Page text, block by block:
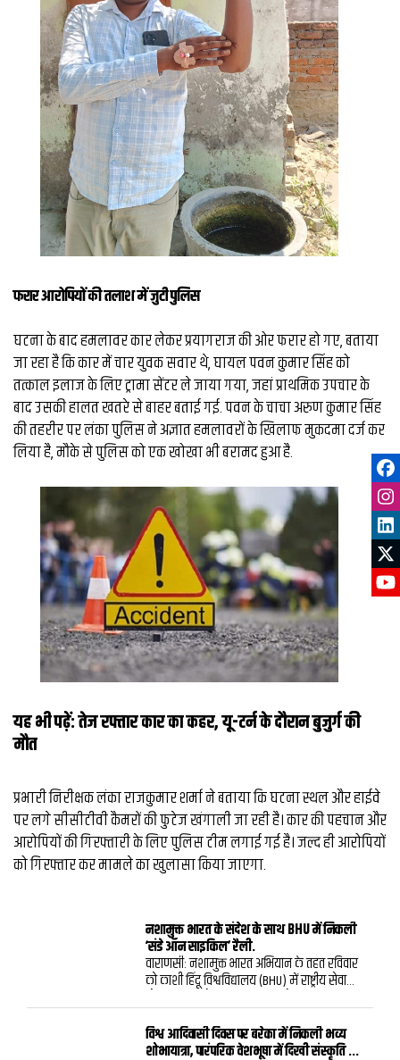
फरार आरोपियों की तलाश में जुटी पुलिस
घटना के बाद हमलावर कार लेकर प्रयागराज की ओर फरार हो गए, बताया
जा रहा है कि कार में चार युवक सवार थे, घायल पवन कुमार सिंह को
तत्काल इलाज के लिए ट्रामा सेंटर ले जाया गया, जहां प्राथमिक उपचार के
बाद उसकी हालत खतरे से बाहर बताई गई. पवन के चाचा अरुण कुमार सिंह
की तहरीर पर लंका पुलिस ने अज्ञात हमलावरों के खिलाफ मुकदमा दर्ज कर
लिया है, मौके से पुलिस को एक खोखा भी बरामद हुआ है.
यह भी पढ़ें:तेज रफ्तार कार का कहर, यू-टर्न के दौरान बुजुर्ग की
मौत
प्रभारी निरीक्षक लंका राजकुमार शर्मा ने बताया कि घटना स्थल और हाईवे
पर लगे सीसीटीवी कैमरों की फुटेज खंगाली जा रही है। कार की पहचान और
आरोपियों की गिरफ्तारी के लिए पुलिस टीम लगाई गई है। जल्द ही आरोपियों
को गिरफ्तार कर मामले का खुलासा किया जाएगा.
नशामुक्त भारत के संदेश के साथ BHU में निकली
‘संडे ऑन साइकिल’ रैली.
वाराणसी: नशामुक्त भारत अभियान के तहत रविवार
को काशी हिंदू विश्वविद्यालय (BHU) में राष्ट्रीय सेवा
कार्यक्रम का आयोजन किया गया। कार्यक्रम के जरिए
युवाओं को नशे के दुष्परिणामों के प्रति जागरूक करने
और नशामुक्त भारत का संदेश जन-जन तक पहुंचाने
विश्व आदिवासी दिवस पर बरेका में निकली भव्य
शोभायात्रा, पारंपरिक वेशभूषा में दिखी संस्कृति की